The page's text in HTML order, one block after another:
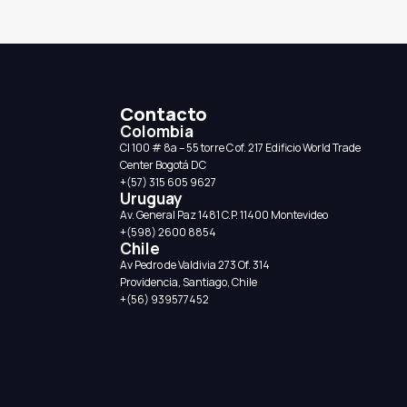
Contacto
Colombia
CI 100 # 8a – 55 torre C of. 217 Edificio World Trade
Center Bogotá DC
+(57) 315 605 9627
Uruguay
Av. General Paz 1481 C.P. 11400 Montevideo
+(598) 2600 8854
Chile
Av Pedro de Valdivia 273 Of. 314
Providencia, Santiago, Chile
+(56) 939577452‬